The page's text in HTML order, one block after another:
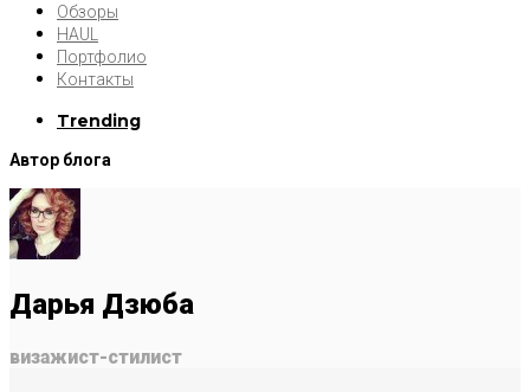
Обзоры
HAUL
Портфолио
Контакты
Trending
Автор блога
Дарья Дзюба
визажист-стилист